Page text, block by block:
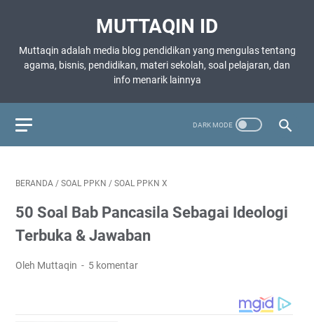
MUTTAQIN ID
Muttaqin adalah media blog pendidikan yang mengulas tentang
agama, bisnis, pendidikan, materi sekolah, soal pelajaran, dan
info menarik lainnya
BERANDA / SOAL PPKN / SOAL PPKN X
50 Soal Bab Pancasila Sebagai Ideologi
Terbuka & Jawaban
Oleh Muttaqin 5 komentar